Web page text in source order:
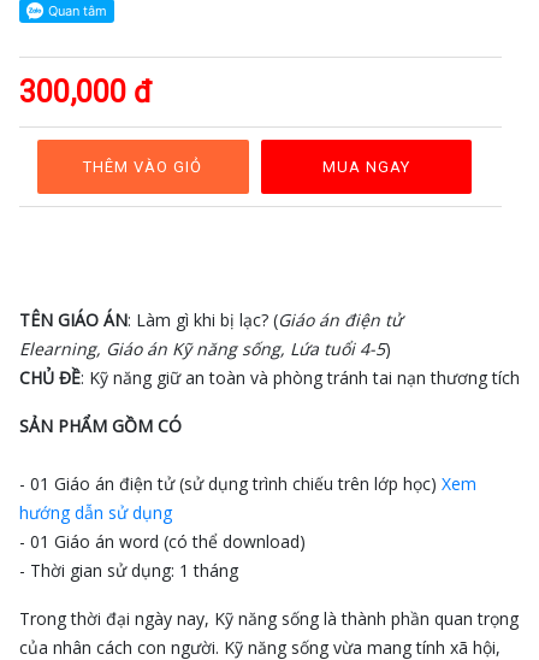
Kỹ
năng
sống
Mầm
non
Cộng
300,000 đ
THÊM VÀO GIỎ MUA NGAY
TÊN GIÁO ÁN: Làm gì khi bị lạc? (Giáo án điện tử
Elearning, Giáo án Kỹ năng sống, Lứa tuổi 4-5)
CHỦ ĐỀ: Kỹ năng giữ an toàn và phòng tránh tai nạn thương tích
SẢN PHẨM GỒM CÓ
- 01 Giáo án điện tử (sử dụng trình chiếu trên lớp học) Xem
hướng dẫn sử dụng
- 01 Giáo án word (có thể download)
- Thời gian sử dụng: 1 tháng
Trong thời đại ngày nay, Kỹ năng sống là thành phần quan trọng
của nhân cách con người. Kỹ năng sống vừa mang tính xã hội,